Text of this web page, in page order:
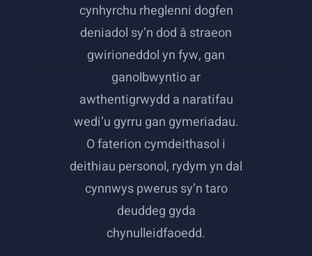
cynhyrchu rheglenni dogfen
deniadol sy’n dod â straeon
gwirioneddol yn fyw, gan
ganolbwyntio ar
awthentigrwydd a naratifau
wedi’u gyrru gan gymeriadau.
O faterion cymdeithasol i
deithiau personol, rydym yn dal
cynnwys pwerus sy’n taro
deuddeg gyda
chynulleidfaoedd.